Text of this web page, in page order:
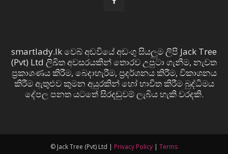
smartlady.lk වෙබ් අඩවියේ අඩංගු සියලුම ලිපි Jack Tree
(Pvt) Ltd ලිඛිත අවසරයකින් තොරව උපුටා ගැනීම, නැවත
ප්‍රකාශණය කිරීම, බෙදාහැරීම, ප්‍රදර්ශනය කිරීම, විකාශනය
කිරීම ඇතුළුව කුමන අයුරකින් හෝ භාවිත කිරීම බුද්ධිමය
දේපල පනත යටතේ සිරදඬුවම් ලැබිය හැකි වරදකි.
© Jack Tree (Pvt) Ltd | Privacy Policy Terms